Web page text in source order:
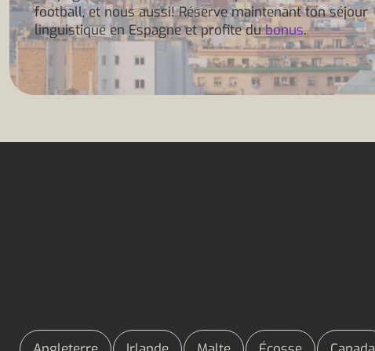
football, et nous aussi! Réserve maintenant ton séjour
linguistique en Espagne et profite dubonus.